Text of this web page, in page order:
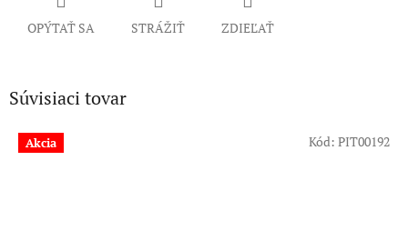
OPÝTAŤ SA STRÁŽIŤ ZDIEĽAŤ
Súvisiaci tovar
Akcia Kód: PIT00192